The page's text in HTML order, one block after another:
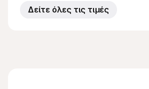
Δείτε όλες τις τιμές